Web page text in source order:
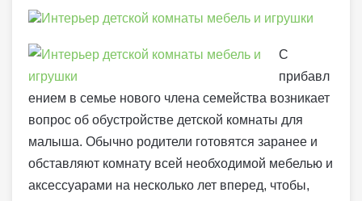
С
прибавл
ением в семье нового члена семейства возникает
вопрос об обустройстве детской комнаты для
малыша. Обычно родители готовятся заранее и
обставляют комнату всей необходимой мебелью и
аксессуарами на несколько лет вперед, чтобы,